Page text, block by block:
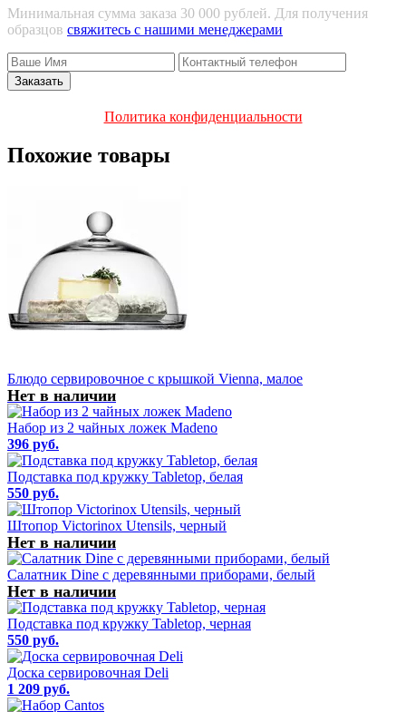
Минимальная сумма заказа 30 000 рублей. Для получения
образцов свяжитесь с нашими менеджерами
Политика конфиденциальности
Похожие товары
Блюдо сервировочное с крышкой Vienna, малое
Нет в наличии
Набор из 2 чайных ложек Madeno
396 руб.
Подставка под кружку Tabletop, белая
550 руб.
Штопор Victorinox Utensils, черный
Нет в наличии
Салатник Dine с деревянными приборами, белый
Нет в наличии
Подставка под кружку Tabletop, черная
550 руб.
Доска сервировочная Deli
1 209 руб.